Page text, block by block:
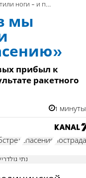
к спасению»
мы
прибыл к
ракетного
1 минуты
спасения
נתי